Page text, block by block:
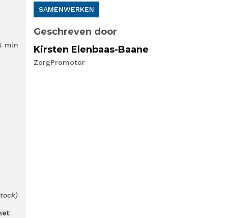
min
SAMENWERKEN
Geschreven door
Kirsten Elenbaas-Baane
ZorgPromotor